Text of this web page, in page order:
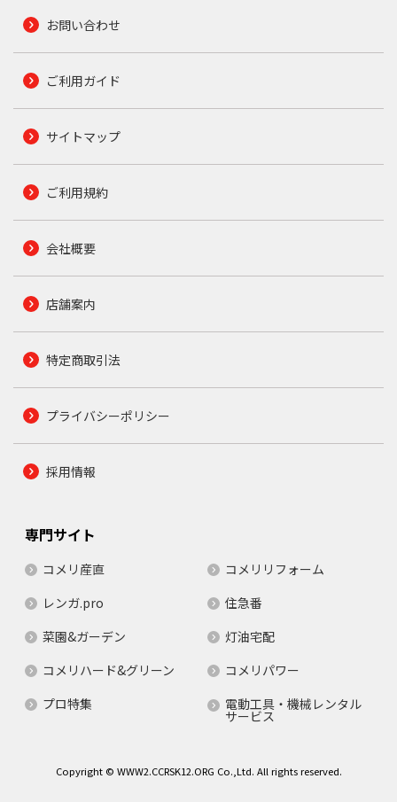
お問い合わせ
ご利用ガイド
サイトマップ
ご利用規約
会社概要
店舗案内
特定商取引法
プライバシーポリシー
採用情報
専門サイト
コメリ産直
コメリリフォーム
レンガ.pro
住急番
菜園&ガーデン
灯油宅配
コメリハード&グリーン
コメリパワー
プロ特集
電動工具・機械レンタル
サービス
Copyright © WWW2.CCRSK12.ORG Co.,Ltd. All rights reserved.